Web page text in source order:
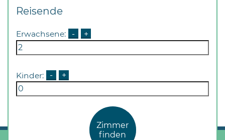
Reisende
Erwachsene: - +
Kinder: - +
Zimmer
finden